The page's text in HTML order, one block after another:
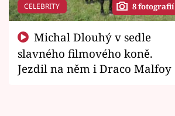
CELEBRITY 8 fotografií
slavného filmového koně.
Jezdil na něm i Draco Malfoy